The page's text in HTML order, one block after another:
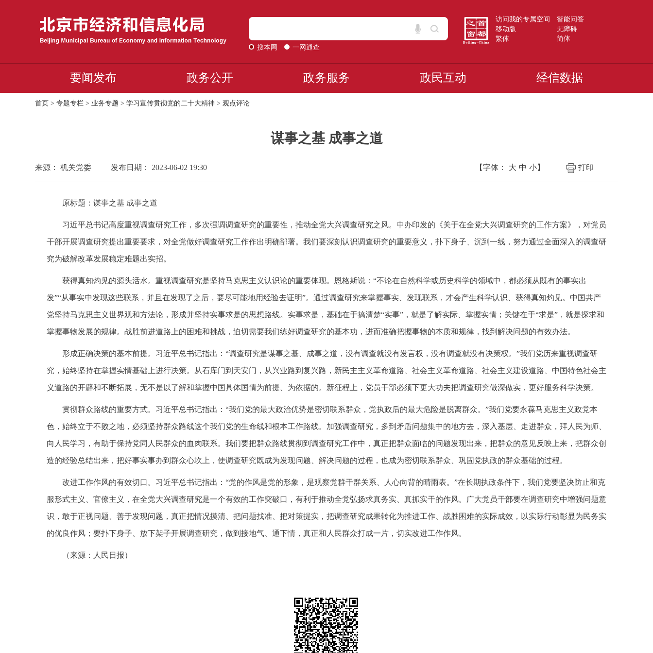
搜本网 一网通查
访问我的专属空间
智能问答
移动版
无障碍
繁体
简体
要闻发布 政务公开 政务服务 政民互动 经信数据
首页 > 专题专栏 > 业务专题 > 学习宣传贯彻党的二十大精神 > 观点评论
谋事之基 成事之道
来源： 机关党委 发布日期： 2023-06-02 19:30 【字体： 大 中 小】 打印
原标题：谋事之基 成事之道
习近平总书记高度重视调查研究工作，多次强调调查研究的重要性，推动全党大兴调查研究之风。中办印发的《关于在全党大兴调查研究的工作方案》，对党员
干部开展调查研究提出重要要求，对全党做好调查研究工作作出明确部署。我们要深刻认识调查研究的重要意义，扑下身子、沉到一线，努力通过全面深入的调查研
究为破解改革发展稳定难题出实招。
获得真知灼见的源头活水。重视调查研究是坚持马克思主义认识论的重要体现。恩格斯说：“不论在自然科学或历史科学的领域中，都必须从既有的事实出
发”“从事实中发现这些联系，并且在发现了之后，要尽可能地用经验去证明”。通过调查研究来掌握事实、发现联系，才会产生科学认识、获得真知灼见。中国共产
党坚持马克思主义世界观和方法论，形成并坚持实事求是的思想路线。实事求是，基础在于搞清楚“实事”，就是了解实际、掌握实情；关键在于“求是”，就是探求和
掌握事物发展的规律。战胜前进道路上的困难和挑战，迫切需要我们练好调查研究的基本功，进而准确把握事物的本质和规律，找到解决问题的有效办法。
形成正确决策的基本前提。习近平总书记指出：“调查研究是谋事之基、成事之道，没有调查就没有发言权，没有调查就没有决策权。”我们党历来重视调查研
究，始终坚持在掌握实情基础上进行决策。从石库门到天安门，从兴业路到复兴路，新民主主义革命道路、社会主义革命道路、社会主义建设道路、中国特色社会主
义道路的开辟和不断拓展，无不是以了解和掌握中国具体国情为前提、为依据的。新征程上，党员干部必须下更大功夫把调查研究做深做实，更好服务科学决策。
贯彻群众路线的重要方式。习近平总书记指出：“我们党的最大政治优势是密切联系群众，党执政后的最大危险是脱离群众。”我们党要永葆马克思主义政党本
色，始终立于不败之地，必须坚持群众路线这个我们党的生命线和根本工作路线。加强调查研究，多到矛盾问题集中的地方去，深入基层、走进群众，拜人民为师、
向人民学习，有助于保持党同人民群众的血肉联系。我们要把群众路线贯彻到调查研究工作中，真正把群众面临的问题发现出来，把群众的意见反映上来，把群众创
造的经验总结出来，把好事实事办到群众心坎上，使调查研究既成为发现问题、解决问题的过程，也成为密切联系群众、巩固党执政的群众基础的过程。
改进工作作风的有效切口。习近平总书记指出：“党的作风是党的形象，是观察党群干群关系、人心向背的晴雨表。”在长期执政条件下，我们党要坚决防止和克
服形式主义、官僚主义，在全党大兴调查研究是一个有效的工作突破口，有利于推动全党弘扬求真务实、真抓实干的作风。广大党员干部要在调查研究中增强问题意
识，敢于正视问题、善于发现问题，真正把情况摸清、把问题找准、把对策提实，把调查研究成果转化为推进工作、战胜困难的实际成效，以实际行动彰显为民务实
的优良作风；要扑下身子、放下架子开展调查研究，做到接地气、通下情，真正和人民群众打成一片，切实改进工作作风。
（来源：人民日报）